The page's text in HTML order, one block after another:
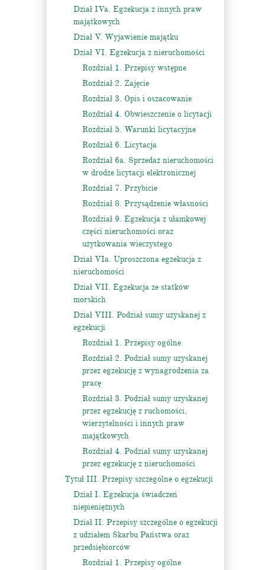
Dział IVa. Egzekucja z innych praw
majątkowych
Dział V. Wyjawienie majątku
Dział VI. Egzekucja z nieruchomości
Rozdział 1. Przepisy wstępne
Rozdział 2. Zajęcie
Rozdział 3. Opis i oszacowanie
Rozdział 4. Obwieszczenie o licytacji
Rozdział 5. Warunki licytacyjne
Rozdział 6. Licytacja
Rozdział 6a. Sprzedaż nieruchomości
w drodze licytacji elektronicznej
Rozdział 7. Przybicie
Rozdział 8. Przysądzenie własności
Rozdział 9. Egzekucja z ułamkowej
części nieruchomości oraz
użytkowania wieczystego
Dział VIa. Uproszczona egzekucja z
nieruchomości
Dział VII. Egzekucja ze statków
morskich
Dział VIII. Podział sumy uzyskanej z
egzekucji
Rozdział 1. Przepisy ogólne
Rozdział 2. Podział sumy uzyskanej
przez egzekucję z wynagrodzenia za
pracę
Rozdział 3. Podział sumy uzyskanej
przez egzekucję z ruchomości,
wierzytelności i innych praw
majątkowych
Rozdział 4. Podział sumy uzyskanej
przez egzekucję z nieruchomości
Tytuł III. Przepisy szczególne o egzekucji
Dział I. Egzekucja świadczeń
niepieniężnych
Dział II. Przepisy szczególne o egzekucji
z udziałem Skarbu Państwa oraz
przedsiębiorców
Rozdział 1. Przepisy ogólne